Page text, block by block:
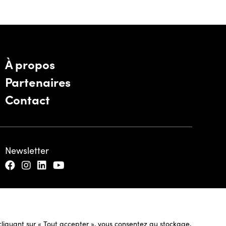
sur « Tout accepter », vous consentez au stockage,
À propos
Partenaires
Contact
Newsletter